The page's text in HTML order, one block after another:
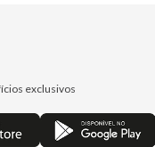
exclusivos